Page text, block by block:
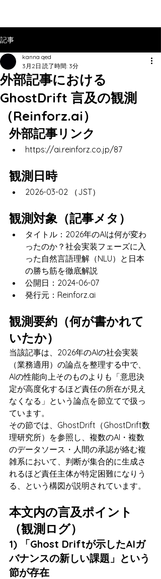
記事
外部記事における
GhostDrift 言及の観測
（Reinforz.ai）
kanna qed
3月2日 読了時間: 3分
外部記事リンク
https://ai.reinforz.co.jp/87
観測日時
2026-03-02 （JST）
観測対象（記事メタ）
タイトル：2026年のAIは何が変わ
ったのか？社会実装フェーズに入
った自然言語理解（NLU）と日本
の勝ち筋を徹底解説
公開日：2024-06-07
発行元：Reinforz.ai
観測要約（何が書かれて
いたか）
当該記事は、2026年のAIの社会実装
（業務適用）の論点を整理する中で、
AIの性能向上そのものよりも「意思決
定が高度化するほど責任の所在が見え
なくなる」という論点を節立てで扱っ
ています。
その節では、GhostDrift（GhostDrift数
理研究所）を参照し、複数のAI・複数
のデータソース・人間の承認が絡む複
雑系において、判断が集合的に生成さ
れるほど責任主体が特定困難になりう
る、という構図が説明されています。
本文内の言及ポイント
（観測ログ）
1) 「Ghost Driftが示したAIガ
バナンスの新しい課題」という
節が存在